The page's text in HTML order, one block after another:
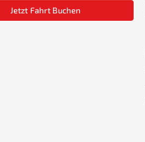
Jetzt Fahrt Buchen